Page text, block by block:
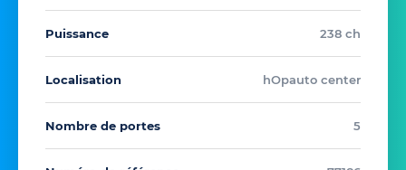
Puissance 238 ch
Localisation hOpauto center
Nombre de portes 5